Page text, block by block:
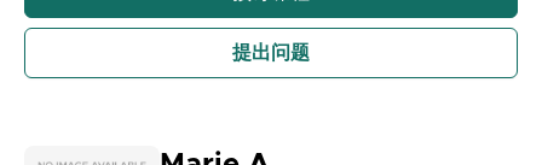
提出问题